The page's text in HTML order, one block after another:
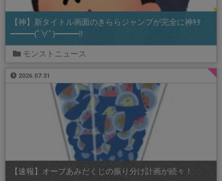
【神】新タイトル画面のきららジャンプが完全に神ｷﾀ
━━━(ﾟ∀ﾟ)━━━!!
モンストニュース
2026.07.31
【速報】オーブあみだくじの振り分け計画が続々！